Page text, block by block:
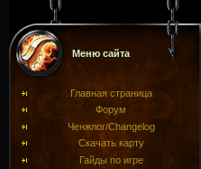
Меню сайта
Главная страница
Форум
Ченжлог/Changelog
Скачать карту
Гайды по игре